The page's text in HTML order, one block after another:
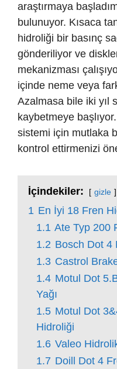
araştırmaya
bulunuyor. Kısaca
hidroliği bir basınç
gönderiliyor ve
mekanizması
içinde neme veya
Azalmasa bile iki yıl
kaybetmeye
sistemi için mutlaka
kontrol ettirmenizi
İçindekiler: gizle
1 En İyi 18 Fren
1.1 Ate Typ 200
1.2 Bosch Dot 4
1.3 Castrol
1.4 Motul Dot
Yağı
1.5 Motul Dot
Hidroliği
1.6 Valeo
1.7 Doill Dot 4